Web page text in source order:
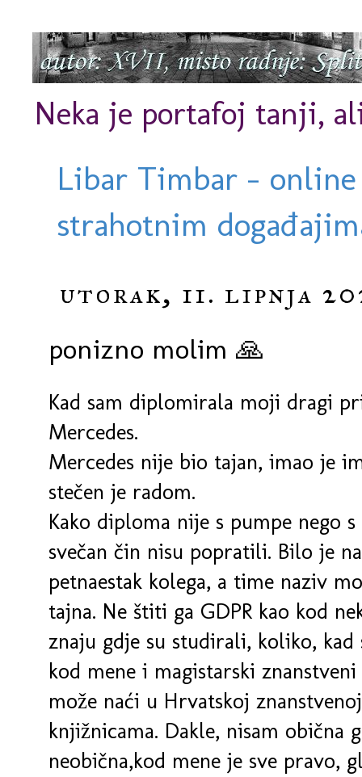
Neka je portafoj tanji,
Libar Timbar -
strahotnim
utorak, 11. lipnja
ponizno molim 🙏
Kad sam diplomirala moji dragi
Mercedes.
Mercedes nije bio tajan, imao je
stečen je radom.
Kako diploma nije s pumpe nego
svečan čin nisu popratili. Bilo je
petnaestak kolega, a time naziv
tajna. Ne štiti ga GDPR kao kod
znaju gdje su studirali, koliko,
kod mene i magistarski
može naći u Hrvatskoj
knjižnicama. Dakle, nisam obična
neobična,kod mene je sve pravo,